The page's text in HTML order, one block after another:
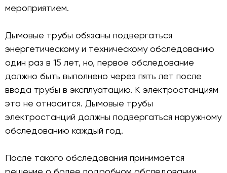
мероприятием.
Дымовые трубы обязаны подвергаться
энергетическому и техническому обследованию
один раз в 15 лет, но, первое обследование
должно быть выполнено через пять лет после
ввода трубы в эксплуатацию. К электростанциям
это не относится. Дымовые трубы
электростанций должны подвергаться наружному
обследованию каждый год.
После такого обследования принимается